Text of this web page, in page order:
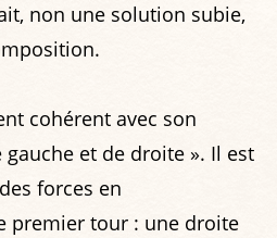
non une solution subie,
cohérent avec son
et de droite ». Il est
forces en
premier tour : une droite